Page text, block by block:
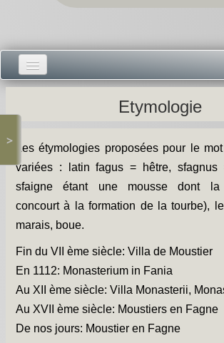
Accueil -
Vie municipale -
Présentations -
Salle des Fêtes -
Blog Salle des Fêtes -
Comité des Fêtes -
Histoires -
Prieuré saint Dodon -
>
Etymologie
Les étymologies proposées pour le
variées : latin fagus = hêtre,
sfaigne étant une mousse dont la
concourt à la formation de la tourbe),
marais, boue.
Fin du VII ème siècle: Villa de Moustier
En 1112: Monasterium in Fania
Au XII ème siècle: Villa Monasterii,
Au XVII ème siècle: Moustiers en Fagne
De nos jours: Moustier en Fagne